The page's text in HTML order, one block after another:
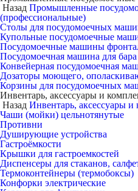
Назад Промышленные
(профессиональные)
Столы для посудомоечных
Купольные посудомоечные
Посудомоечные машины
Посудомоечная машина для
Конвейерная посудомоечная
Дозаторы моющего,
Корзины для посудомоечных
Инвентарь, аксессуары и
Назад Инвентарь, аксессуары
Чаши (мойки) цельнотянутые
Противни
Душирующие устройства
Гастроёмкости
Крышки для гастроемкостей
Диспенсеры для стаканов,
Термоконтейнеры (термобоксы)
Конфорки электрические